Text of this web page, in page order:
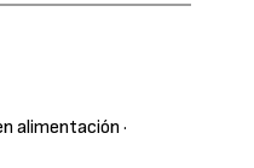
alimentación ·